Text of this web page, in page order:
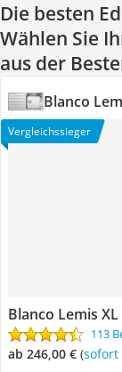
Die besten
Wählen Sie
aus der
Blanco
Vergleichssieger
Blanco Lemis XL
113
ab 246,00 € (